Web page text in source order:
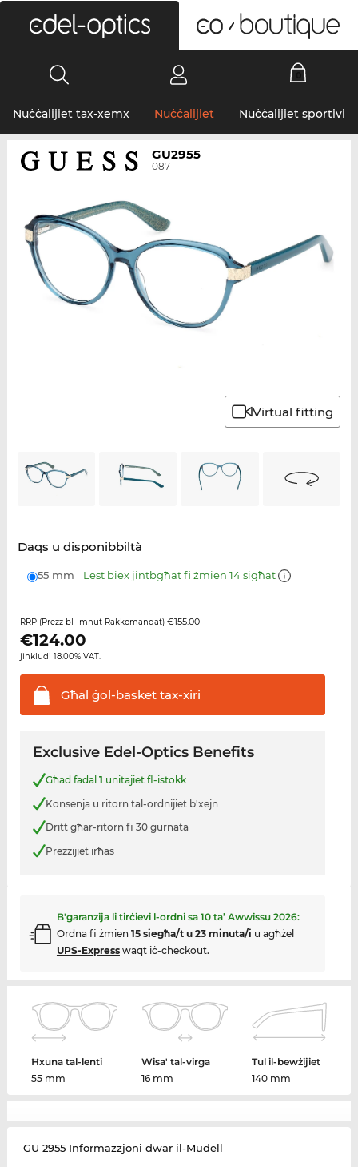
Nuċċalijiet tax-xemx Nuċċalijiet Nuċċalijiet sportivi
GU2955
087
Virtual fitting
Daqs u disponibbiltà
55 mm Lest biex jintbgħat fi żmien 14 sigħat
RRP (Prezz bl-Imnut Rakkomandat) €155.00
€124.00
jinkludi 18.00% VAT.
Għal ġol-baskettax-xiri
Exclusive Edel-Optics Benefits
Għad fadal 1 unitajiet fl-istokk
Konsenja u ritorn tal-ordnijiet b'xejn
Dritt għar-ritorn fi 30 ġurnata
Prezzijiet irħas
B'garanzija li tirċievi l-ordni sa 10 ta’ Awwissu 2026:
Ordna fi żmien 15 siegħa/t u 23 minuta/i u agħżel
UPS-Expresswaqt iċ-checkout.
Ħxuna tal-lenti
55 mm
Wisa' tal-virga
16 mm
Tul il-bewżijiet
140 mm
GU 2955 Informazzjoni dwar il-Mudell